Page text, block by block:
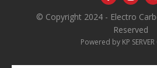
© Copyright 2024 - Electro
Reserved
Powered by KP SERVER